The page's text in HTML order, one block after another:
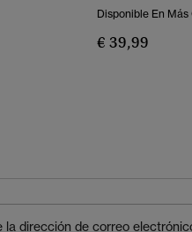
Disponible En Más
€ 39,99